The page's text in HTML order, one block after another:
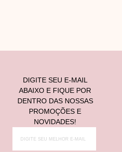
DIGITE SEU E-MAIL
ABAIXO E FIQUE POR
DENTRO DAS NOSSAS
PROMOÇÕES E
NOVIDADES!